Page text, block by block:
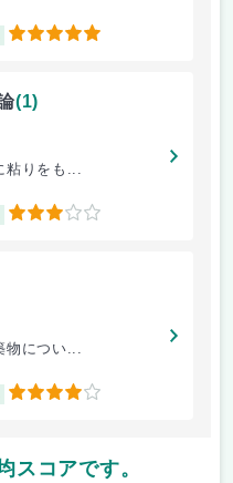
5
(1)
粘りをも...
3
物につい...
4
スコアです。